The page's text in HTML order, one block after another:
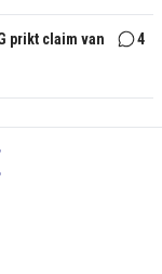
prikt claim van
4